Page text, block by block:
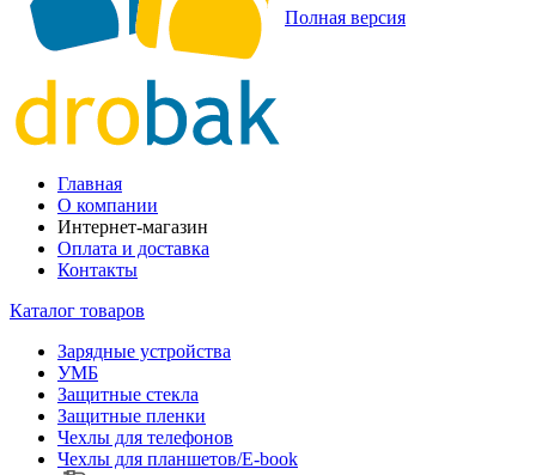
Полная версия
Главная
О компании
Интернет-магазин
Оплата и доставка
Контакты
Каталог товаров
Зарядные устройства
УМБ
Защитные стекла
Защитные пленки
Чехлы для телефонов
Чехлы для планшетов/E-book